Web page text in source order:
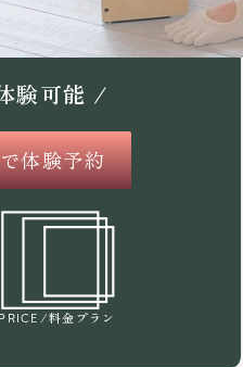
験可能 /
体験予約
PRICE /料金プラン